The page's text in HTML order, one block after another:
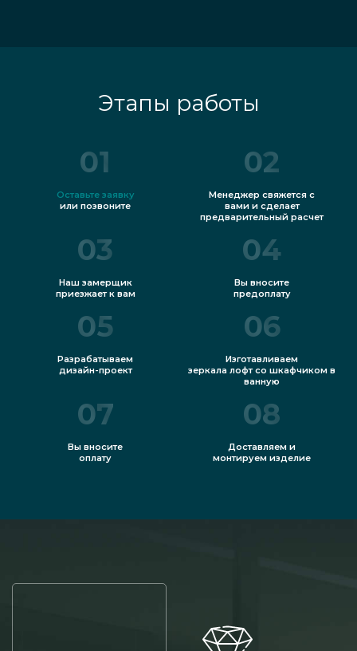
Этапы работы
01
Оставьте заявку
или позвоните
02
Менеджер свяжется с
вами и сделает
предварительный расчет
03
Наш замерщик
приезжает к вам
04
Вы вносите
предоплату
05
Разрабатываем
дизайн-проект
06
Изготавливаем
зеркала лофт со шкафчиком в
ванную
07
Вы вносите
оплату
08
Доставляем и
монтируем изделие